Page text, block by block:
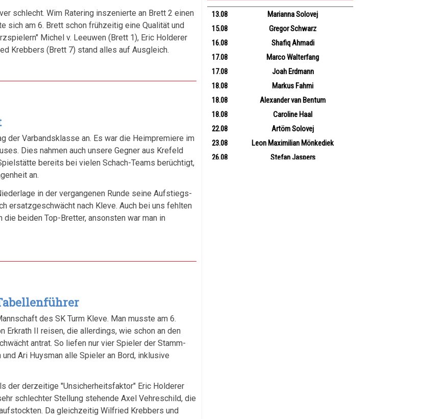
schlecht. Wim Ratering inszenierte an Brett 2 einen
sich am 6. Brett schon frühzeitig eine Qualität und
Michel v. Leeuwen (Brett 1), Eric Holderer
Krebbers (Brett 7) stand alles auf Ausgleich.
der Varbandsklasse an. Es war die Heimpremiere im
Dies nahmen auch unsere Gegner aus Krefeld
bereits bei vielen Schach-Teams berüchtigt,
an.
in der vergangenen Runde seine Aufstiegs-
ersatzgeschwächt nach Kleve. Auch bei uns fehlten
beiden Top-Bretter, ansonsten war man in
des SK Turm Kleve. Man musste am 6.
Erkrath II reisen, die allerdings, wie schon an den
antrat. So liefen nur vier Spieler der Stamm-
Ari Huysman alle Spieler an Bord, inklusive
der derzeitige "Unsicherheitsfaktor" Eric Holderer
schlechter Stellung stehende Axel Vehreschild, die
Da gleichzeitig Wilfried Krebbers und
04.10.2026 Sonntag(11:00)
SK Turm Kleve I - Rheydter SV I
(19:00)
Stadtmeisterschaft 2026/27:
1. Runde
11.10.2026
Sonntag(11:00)
Bezirks-Liga:
SK Turm Kleve II - Emmericher SC I
16.10.2026
(20:00)
Blitzvereinsmeisterschaft 2026/27:
13.08
Marianna Solovej
15.08
Gregor Schwarz
16.08
Shafiq Ahmadi
17.08
Marco Walterfang
17.08
Joah Erdmann
18.08
Markus Fahmi
18.08
Alexander van Bentum
18.08
Caroline Haal
22.08
Artöm Solovej
23.08
Leon Maximilian Mönkediek
26.08
Stefan Jaspers